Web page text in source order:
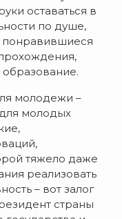
оставаться в
по душе,
понравившиеся
молодежи –
молодых
тяжело даже
реализовать
– вот залог
страны